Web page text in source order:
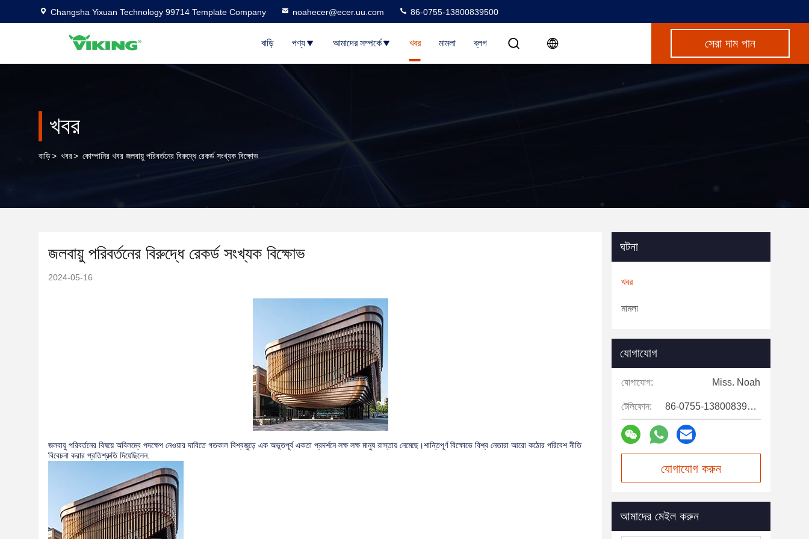
Changsha Yixuan Technology 99714 Template Company noahecer@ecer.uu.com 86-0755-13800839500
বাড়ি পণ্য আমাদের সম্পর্কে খবর মামলা ব্লগ সেরা দাম পান
খবর
বাড়ি> খবর> কোম্পানির খবর জলবায়ু পরিবর্তনের বিরুদ্ধে রেকর্ড সংখ্যক বিক্ষোভ
জলবায়ু পরিবর্তনের বিরুদ্ধে রেকর্ড সংখ্যক বিক্ষোভ
2024-05-16
জলবায়ু পরিবর্তনের বিষয়ে অবিলম্বে পদক্ষেপ নেওয়ার দাবিতে গতকাল বিশ্বজুড়ে এক অভূতপূর্ব একতা প্রদর্শনে লক্ষ লক্ষ মানুষ রাস্তায় নেমেছে।শান্তিপূর্ণ বিক্ষোভে বিশ্ব নেতারা আরো কঠোর পরিবেশ নীতি
বিবেচনা করার প্রতিশ্রুতি দিয়েছিলেন.
ঘটনা
খবর
মামলা
যোগাযোগ
যোগাযোগ: Miss. Noah
টেলিফোন: 86-0755-13800839500
যোগাযোগ করুন
আমাদের মেইল ​​করুন